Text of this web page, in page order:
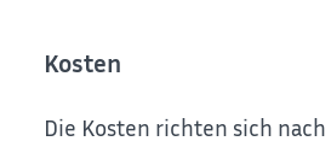
Kosten
Die Kosten richten sich